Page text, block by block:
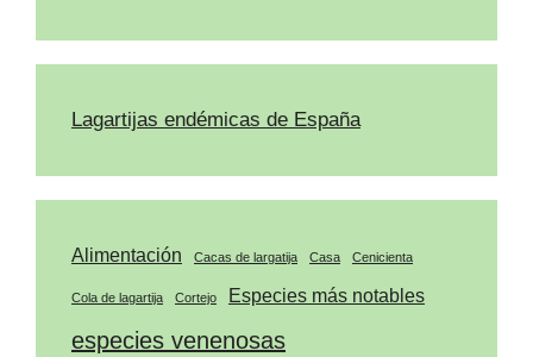
Lagartijas endémicas de España
Alimentación Cacas de largatija Casa Cenicienta
Cola de lagartija Cortejo Especies más notables
especies venenosas